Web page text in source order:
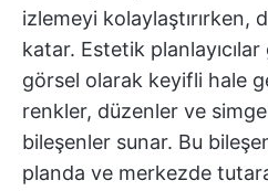
izlemeyi kolaylaştırırken,
katar. Estetik
görsel olarak keyifli hale
renkler, düzenler ve
bileşenler sunar. Bu
planda ve merkezde